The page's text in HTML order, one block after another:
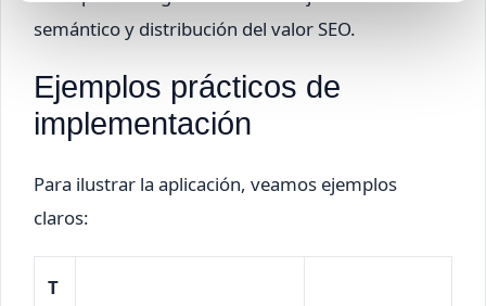
semántico y distribución del valor SEO.
Ejemplos prácticos de
implementación
Para ilustrar la aplicación, veamos ejemplos
claros:
T